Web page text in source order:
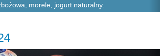
morele, jogurt naturalny.